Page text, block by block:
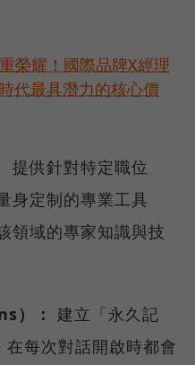
榮耀！國際品牌X經理
代最具潛力的核心價
提供針對特定職位
身定制的專業工具
領域的專家知識與技
）： 建立「永久記
每次對話開啟時都會